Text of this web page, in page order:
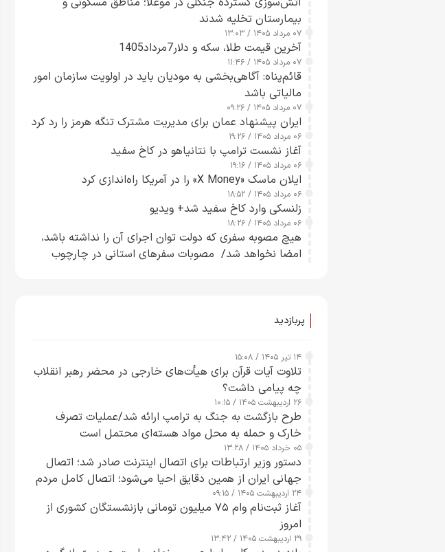
بیمارستان تخلیه شدند
۰۷ مرداد ۱۴۰۵ / ۱۳:۰۳
آخرین قیمت طلا، سکه و دلار7مرداد1405
۰۷ مرداد ۱۴۰۵ / ۱۱:۴۶
قائم‌پناه: آگاهی‌بخشی به مودیان باید در اولویت سازمان امور
مالیاتی باشد
۰۷ مرداد ۱۴۰۵ / ۰۹:۲۶
ایران پیشنهاد عمان برای مدیریت مشترک تنگه هرمز را رد کرد
۰۶ مرداد ۱۴۰۵ / ۱۹:۲۶
آغاز نشست ترامپ با نتانیاهو در کاخ سفید
۰۶ مرداد ۱۴۰۵ / ۱۹:۱۶
ایلان ماسک «X Money» را در آمریکا راه‌اندازی کرد
۰۶ مرداد ۱۴۰۵ / ۱۸:۵۲
زلنسکی وارد کاخ سفید شد+ ویدیو
۰۶ مرداد ۱۴۰۵ / ۱۸:۲۶
هیچ مصوبه سفری که دولت توان اجرای آن را نداشته باشد،
امضا نخواهد شد/ مصوبات سفرهای استانی در چارچوب
پربازدید
۱۴ تیر ۱۴۰۵ / ۱۵:۰۸
تلاوت آیات قرآن برای هیأت‌های خارجی در محضر رهبر انقلاب
چه پیامی داشت؟
۲۶ اردیبهشت ۱۴۰۵ / ۱۰:۱۵
طرح‌ بازگشت به جنگ به ترامپ ارائه شد/عملیات تصرف
خارک و حمله به محل مواد هسته‌ای محتمل است
۰۵ خرداد ۱۴۰۵ / ۱۳:۲۸
دستور وزیر ارتباطات برای اتصال اینترنت صادر شد؛ اتصال
جهانی ایران از همین دقایق احیا می‌شود؛ اتصال کامل مردم
تا ۲۴ ساعت آینده
۲۴ اردیبهشت ۱۴۰۵ / ۰۹:۱۵
آغاز ثبت‌نام وام ۷۵ میلیون تومانی بازنشستگان کشوری از
امروز
۲۹ اردیبهشت ۱۴۰۵ / ۱۳:۴۲